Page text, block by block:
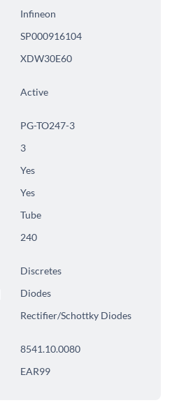
Infineon
SP000916104
XDW30E60
Active
PG-TO247-3
3
Yes
Yes
Tube
240
Discretes
Diodes
Rectifier/Schottky Diodes
8541.10.0080
EAR99